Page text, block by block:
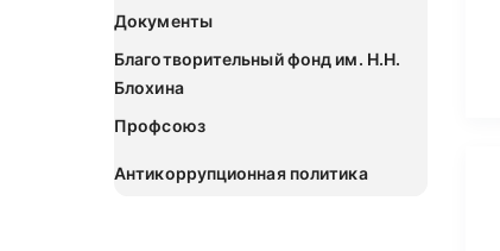
Документы
Благотворительный фонд им. Н.Н.
Блохина
Профсоюз
Антикоррупционная политика